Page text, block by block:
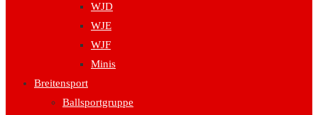
WJD
WJE
WJF
Minis
Breitensport
Ballsportgruppe